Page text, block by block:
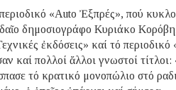
«Αuto Ἐξπρές», πού
δημοσιογράφο Κυριάκο
ἐκδόσεις» καί τό
καί πολλοί ἄλλοι γνωστοί
τό κρατικό μονοπώλιο στό